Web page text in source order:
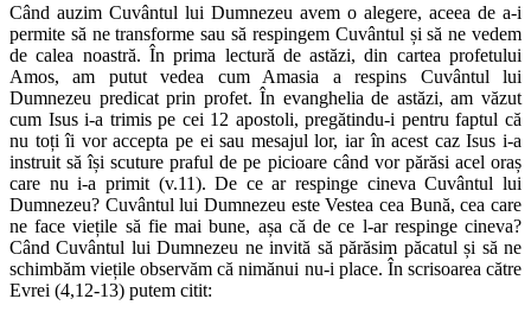
Când auzim Cuvântul lui Dumnezeu avem o alegere, aceea de a-i
permite să ne transforme sau să respingem Cuvântul și să ne vedem
de calea noastră. În prima lectură de astăzi, din cartea profetului
Amos, am putut vedea cum Amasia a respins Cuvântul lui
Dumnezeu predicat prin profet. În evanghelia de astăzi, am văzut
cum Isus i-a trimis pe cei 12 apostoli, pregătindu-i pentru faptul că
nu toți îi vor accepta pe ei sau mesajul lor, iar în acest caz Isus i-a
instruit să își scuture praful de pe picioare când vor părăsi acel oraș
care nu i-a primit (v.11). De ce ar respinge cineva Cuvântul lui
Dumnezeu? Cuvântul lui Dumnezeu este Vestea cea Bună, cea care
ne face viețile să fie mai bune, așa că de ce l-ar respinge cineva?
Când Cuvântul lui Dumnezeu ne invită să părăsim păcatul și să ne
schimbăm viețile observăm că nimănui nu-i place. În scrisoarea către
Evrei (4,12-13) putem citit: